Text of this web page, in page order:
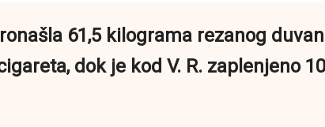
61,5 kilograma rezanog
dok je kod V. R. zaplenjeno